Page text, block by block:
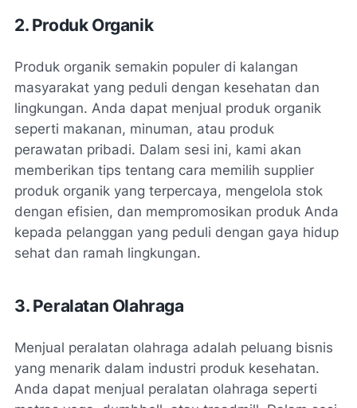
2. Produk Organik
Produk organik semakin populer di kalangan
masyarakat yang peduli dengan kesehatan dan
lingkungan. Anda dapat menjual produk organik
seperti makanan, minuman, atau produk
perawatan pribadi. Dalam sesi ini, kami akan
memberikan tips tentang cara memilih supplier
produk organik yang terpercaya, mengelola stok
dengan efisien, dan mempromosikan produk Anda
kepada pelanggan yang peduli dengan gaya hidup
sehat dan ramah lingkungan.
3. Peralatan Olahraga
Menjual peralatan olahraga adalah peluang bisnis
yang menarik dalam industri produk kesehatan.
Anda dapat menjual peralatan olahraga seperti